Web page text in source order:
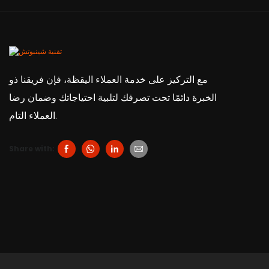
مع التركيز على خدمة العملاء اليقظة، فإن فريقنا ذو
الخبرة دائمًا تحت تصرفك لتلبية احتياجاتك وضمان رضا
العملاء التام.